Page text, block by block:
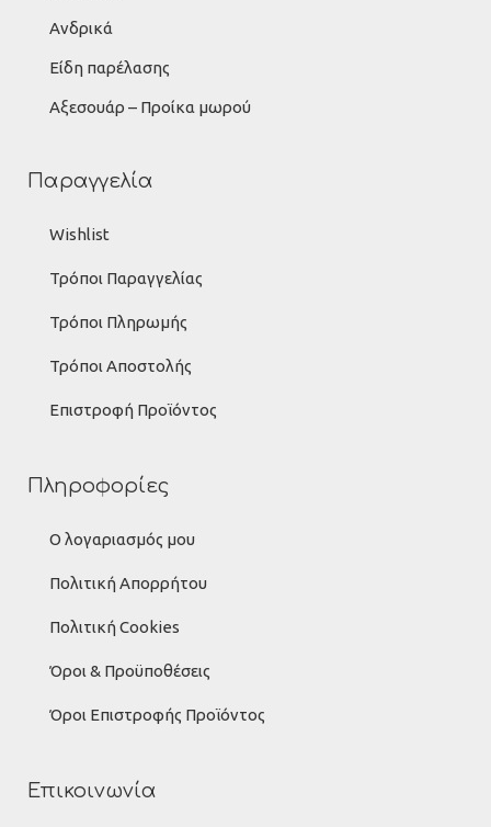
Ανδρικά
Είδη παρέλασης
Αξεσουάρ – Προίκα μωρού
Παραγγελία
Wishlist
Τρόποι Παραγγελίας
Τρόποι Πληρωμής
Τρόποι Αποστολής
Επιστροφή Προϊόντος
Πληροφορίες
Ο λογαριασμός μου
Πολιτική Απορρήτου
Πολιτική Cookies
Όροι & Προϋποθέσεις
Όροι Επιστροφής Προϊόντος
Επικοινωνία